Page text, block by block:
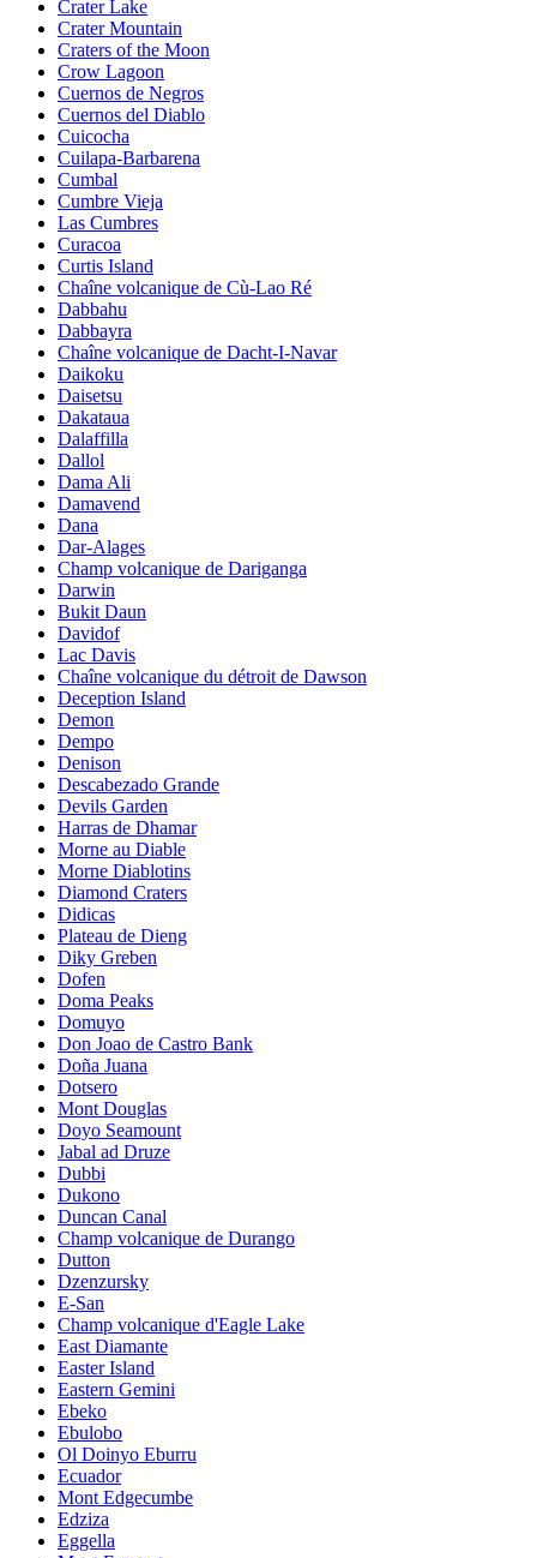
Crater Lake
Crater Mountain
Craters of the Moon
Crow Lagoon
Cuernos de Negros
Cuernos del Diablo
Cuicocha
Cuilapa-Barbarena
Cumbal
Cumbre Vieja
Las Cumbres
Curacoa
Curtis Island
Chaîne volcanique de Cù-Lao Ré
Dabbahu
Dabbayra
Chaîne volcanique de Dacht-I-Navar
Daikoku
Daisetsu
Dakataua
Dalaffilla
Dallol
Dama Ali
Damavend
Dana
Dar-Alages
Champ volcanique de Dariganga
Darwin
Bukit Daun
Davidof
Lac Davis
Chaîne volcanique du détroit de Dawson
Deception Island
Demon
Dempo
Denison
Descabezado Grande
Devils Garden
Harras de Dhamar
Morne au Diable
Morne Diablotins
Diamond Craters
Didicas
Plateau de Dieng
Diky Greben
Dofen
Doma Peaks
Domuyo
Don Joao de Castro Bank
Doña Juana
Dotsero
Mont Douglas
Doyo Seamount
Jabal ad Druze
Dubbi
Dukono
Duncan Canal
Champ volcanique de Durango
Dutton
Dzenzursky
E-San
Champ volcanique d'Eagle Lake
East Diamante
Easter Island
Eastern Gemini
Ebeko
Ebulobo
Ol Doinyo Eburru
Ecuador
Mont Edgecumbe
Edziza
Eggella